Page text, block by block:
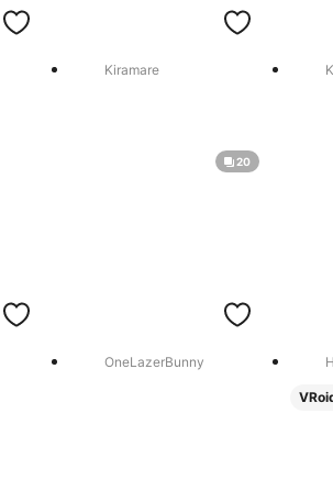
Kiramare
20
OneLazerBunny